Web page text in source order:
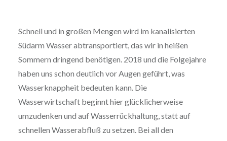
Schnell und in großen Mengen wird im kanalisierten
Südarm Wasser abtransportiert, das wir in heißen
Sommern dringend benötigen. 2018 und die Folgejahre
haben uns schon deutlich vor Augen geführt, was
Wasserknappheit bedeuten kann. Die
Wasserwirtschaft beginnt hier glücklicherweise
umzudenken und auf Wasserrückhaltung, statt auf
schnellen Wasserabfluß zu setzen. Bei all den